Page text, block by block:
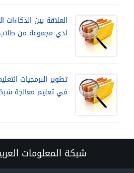
العلاقة بين الذكاءات
لدي مجموعة من طلاب
تطوير البرمجيات
في تعليم معالجة
شبكة المعلومات